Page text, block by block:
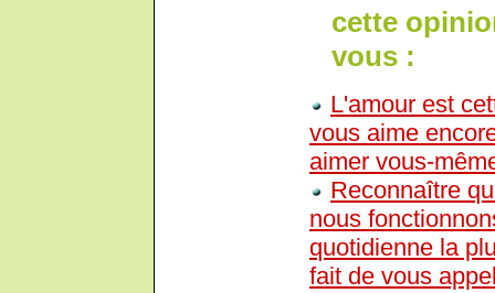
cette
vous :
L'amour est
vous aime
aimer vous-
Reconnaître
nous
quotidienne la
fait de vous